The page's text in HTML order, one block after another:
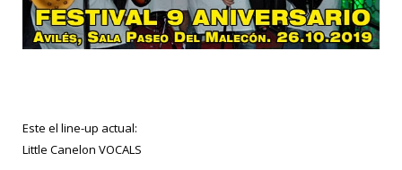
Este el line-up actual:
Little Canelon VOCALS